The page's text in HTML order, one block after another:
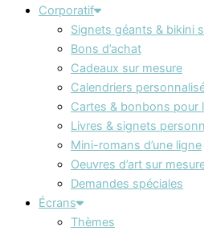
Corporatif
Signets géants & bikini
Bons d’achat
Cadeaux sur mesure
Calendriers
Cartes & bonbons pour
Livres & signets
Mini-romans d’une ligne
Oeuvres d’art sur
Demandes spéciales
Écrans
Thèmes